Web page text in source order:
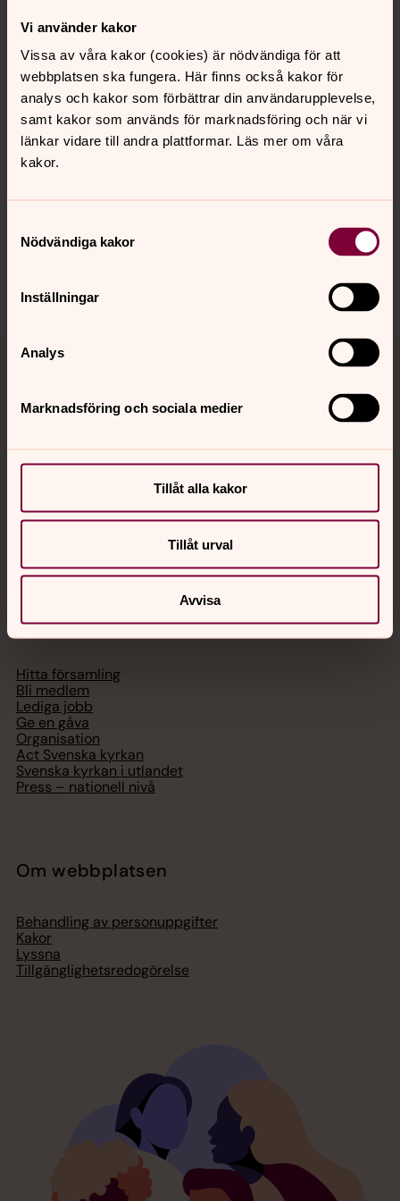
Vi använder kakor
Vissa av våra kakor (cookies) är nödvändiga för att
webbplatsen ska fungera. Här finns också kakor för
analys och kakor som förbättrar din användarupplevelse,
samt kakor som används för marknadsföring och när vi
länkar vidare till andra plattformar. Läs mer om våra
kakor.
Nödvändiga kakor
Inställningar
Analys
Marknadsföring och sociala medier
Tillåt alla kakor
Tillåt urval
Avvisa
Kontakt
Kalender
Hitta snabbt
Sociala kanaler
Akut samtals- och krisstöd. Prata eller chatta anonymt
Digitalt brev
Svenska kyrkan
Hitta församling
Bli medlem
Lediga jobb
Ge en gåva
Organisation
Act Svenska kyrkan
Svenska kyrkan i utlandet
Press – nationell nivå
Om webbplatsen
Behandling av personuppgifter
Kakor
Lyssna
Tillgänglighetsredogörelse